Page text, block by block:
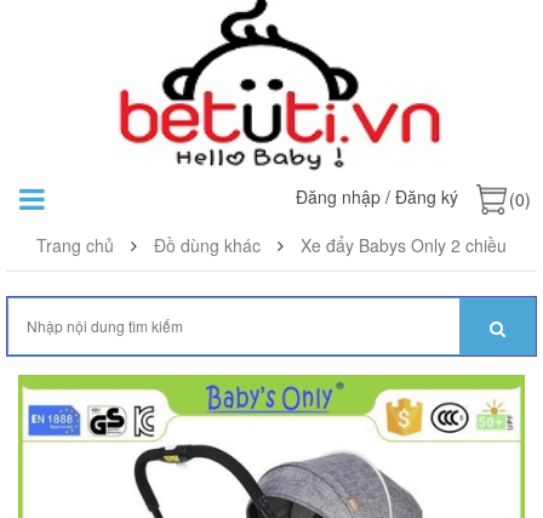
Đăng nhập / Đăng ký
(0)
Trang chủ
Đồ dùng khác Xe đẩy Babys Only 2 chiều